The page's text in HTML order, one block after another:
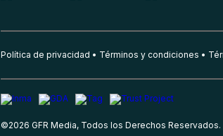
Política de privacidad Términos y condiciones
©2026 GFR Media, Todos los Derechos Reservados.